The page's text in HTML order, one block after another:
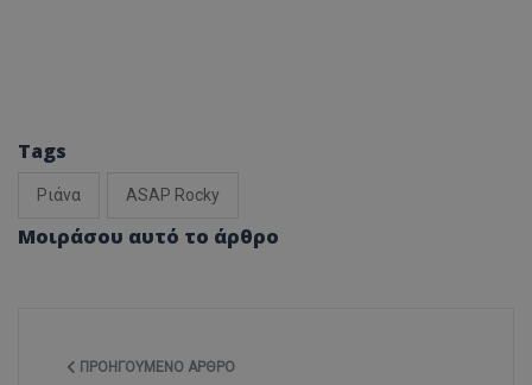
Tags
Ριάνα ASAP Rocky
Μοιράσου αυτό το άρθρο
ΠΡΟΗΓΟΎΜΕΝΟ ΆΡΘΡΟ